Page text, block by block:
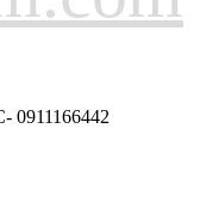
0911166442